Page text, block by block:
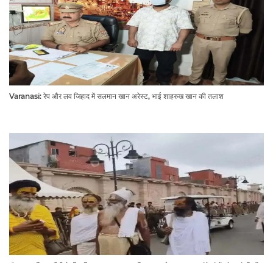
Varanasi: रेप और लव जिहाद में सलमान खान अरेस्ट, भाई शाहरुख खान की तलाश